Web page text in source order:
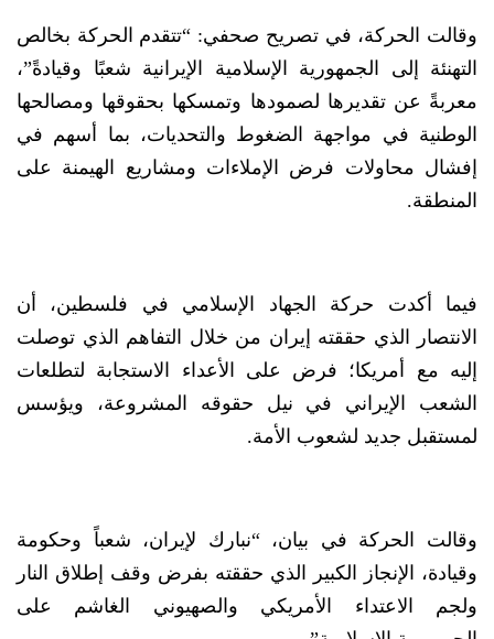
وقالت الحركة، في تصريح صحفي: “تتقدم الحركة بخالص
التهنئة إلى الجمهورية الإسلامية الإيرانية شعبًا وقيادةً”،
معربةً عن تقديرها لصمودها وتمسكها بحقوقها ومصالحها
الوطنية في مواجهة الضغوط والتحديات، بما أسهم في
إفشال محاولات فرض الإملاءات ومشاريع الهيمنة على
المنطقة.
فيما أكدت حركة الجهاد الإسلامي في فلسطين، أن
الانتصار الذي حققته إيران من خلال التفاهم الذي توصلت
إليه مع أمريكا؛ فرض على الأعداء الاستجابة لتطلعات
الشعب الإيراني في نيل حقوقه المشروعة، ويؤسس
لمستقبل جديد لشعوب الأمة.
وقالت الحركة في بيان، “نبارك لإيران، شعباً وحكومة
وقيادة، الإنجاز الكبير الذي حققته بفرض وقف إطلاق النار
ولجم الاعتداء الأمريكي والصهيوني الغاشم على